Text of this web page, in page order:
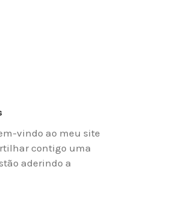
vindo ao meu site
contigo uma
aderindo a